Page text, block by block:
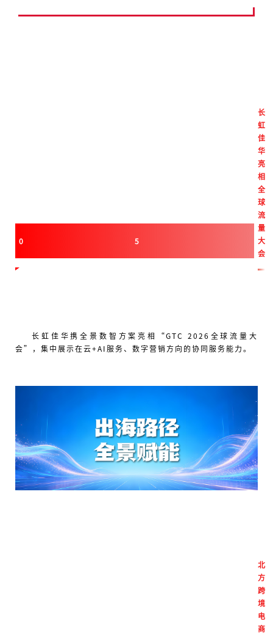
0 5
长
虹
佳
华
亮
相
全
球
流
量
大
会
长虹佳华携全景数智方案亮相“GTC 2026全球流量大
会”，集中展示在云+AI服务、数字营销方向的协同服务能力。
北
方
跨
境
电
商